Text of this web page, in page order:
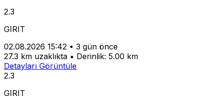
2.3
GIRIT
02.08.2026 15:42 • 3 gün önce
27.3 km uzaklıkta • Derinlik: 5.00 km
Detayları Görüntüle
2.3
GIRIT